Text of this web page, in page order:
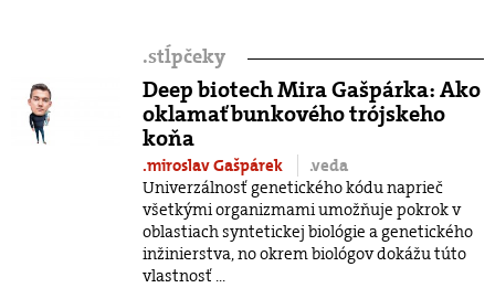
.stĺpčeky
Deep biotech Mira Gašpárka: Ako
oklamať bunkového trójskeho
koňa
.miroslav Gašpárek
.veda
Univerzálnosť genetického kódu naprieč
všetkými organizmami umožňuje pokrok v
oblastiach syntetickej biológie a genetického
inžinierstva, no okrem biológov dokážu túto
vlastnosť ...